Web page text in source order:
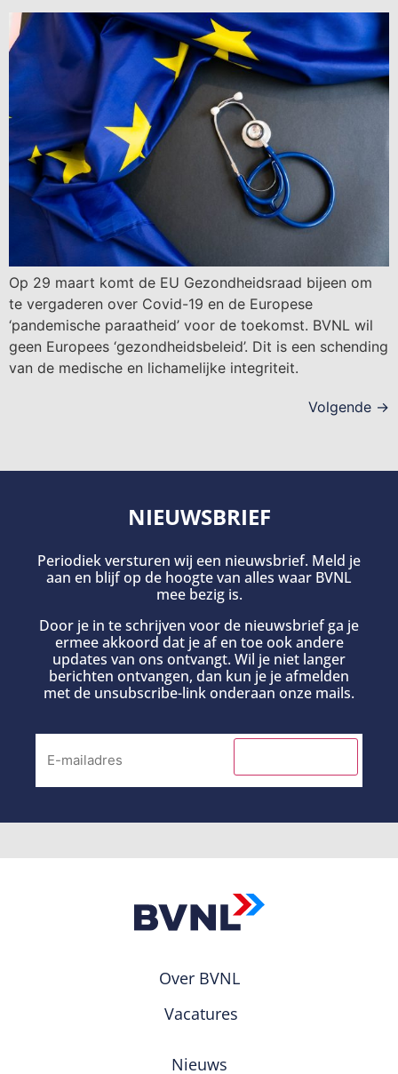
Op 29 maart komt de EU Gezondheidsraad bijeen om
te vergaderen over Covid-19 en de Europese
‘pandemische paraatheid’ voor de toekomst. BVNL wil
geen Europees ‘gezondheidsbeleid’. Dit is een schending
van de medische en lichamelijke integriteit.
Volgende →
NIEUWSBRIEF
Periodiek versturen wij een nieuwsbrief. Meld je
aan en blijf op de hoogte van alles waar BVNL
mee bezig is.
Door je in te schrijven voor de nieuwsbrief ga je
ermee akkoord dat je af en toe ook andere
updates van ons ontvangt. Wil je niet langer
berichten ontvangen, dan kun je je afmelden
met de unsubscribe-link onderaan onze mails.
Over BVNL
Vacatures
Nieuws